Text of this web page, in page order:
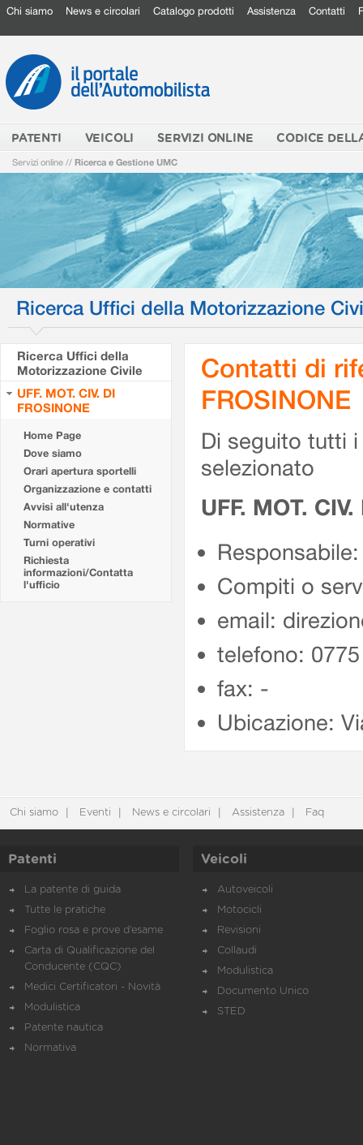
Chi siamo News e circolari Catalogo prodotti Assistenza Contatti
PATENTI VEICOLI SERVIZI ONLINE CODICE
Servizi online // Ricerca e Gestione UMC
Ricerca Uffici della Motorizzazione
Ricerca Uffici della
Motorizzazione Civile
UFF. MOT. CIV. DI
FROSINONE
Home Page
Dove siamo
Orari apertura sportelli
Organizzazione e contatti
Avvisi all'utenza
Normative
Turni operativi
Richiesta
informazioni/Contatta
l'ufficio
Contatti di
FROSINONE
Di seguito tutti
selezionato
UFF. MOT.
Compiti o
email:
telefono:
fax: -
Ubicazione:
Chi siamo Eventi News e circolari Assistenza Faq
Patenti
La patente di guida
Tutte le pratiche
Foglio rosa e prove d’esame
Carta di Qualificazione del
Conducente (CQC)
Medici Certificatori - Novità
Modulistica
Patente nautica
Normativa
Veicoli
Autoveicoli
Motocicli
Revisioni
Collaudi
Modulistica
Documento Unico
STED